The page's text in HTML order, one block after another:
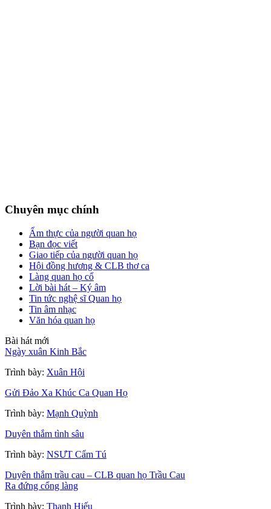
Chuyên mục chính
Ẩm thực của người quan họ
Bạn đọc viết
Giao tiếp của người quan họ
Hội đồng hương & CLB thơ ca
Làng quan họ cổ
Lời bài hát – Ký âm
Tin tức nghệ sĩ Quan họ
Tin âm nhạc
Văn hóa quan họ
Bài hát mới
Ngày xuân Kinh Bắc
Trình bày: Xuân Hội
Gửi Đảo Xa Khúc Ca Quan Họ
Trình bày: Mạnh Quỳnh
Duyên thắm tình sâu
Trình bày: NSƯT Cẩm Tú
Duyên thắm trầu cau – CLB quan họ Trầu Cau
Ra đứng cổng làng
Trình bày: Thanh Hiếu